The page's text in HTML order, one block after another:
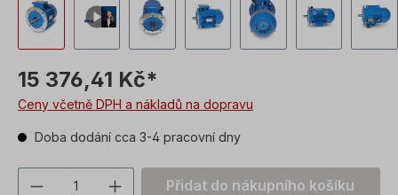
15 376,41 Kč*
Ceny včetně DPH a nákladů na dopravu
Doba dodání cca 3-4 pracovní dny
Množství produktu: Zadejte
Přidat do nákupního košíku